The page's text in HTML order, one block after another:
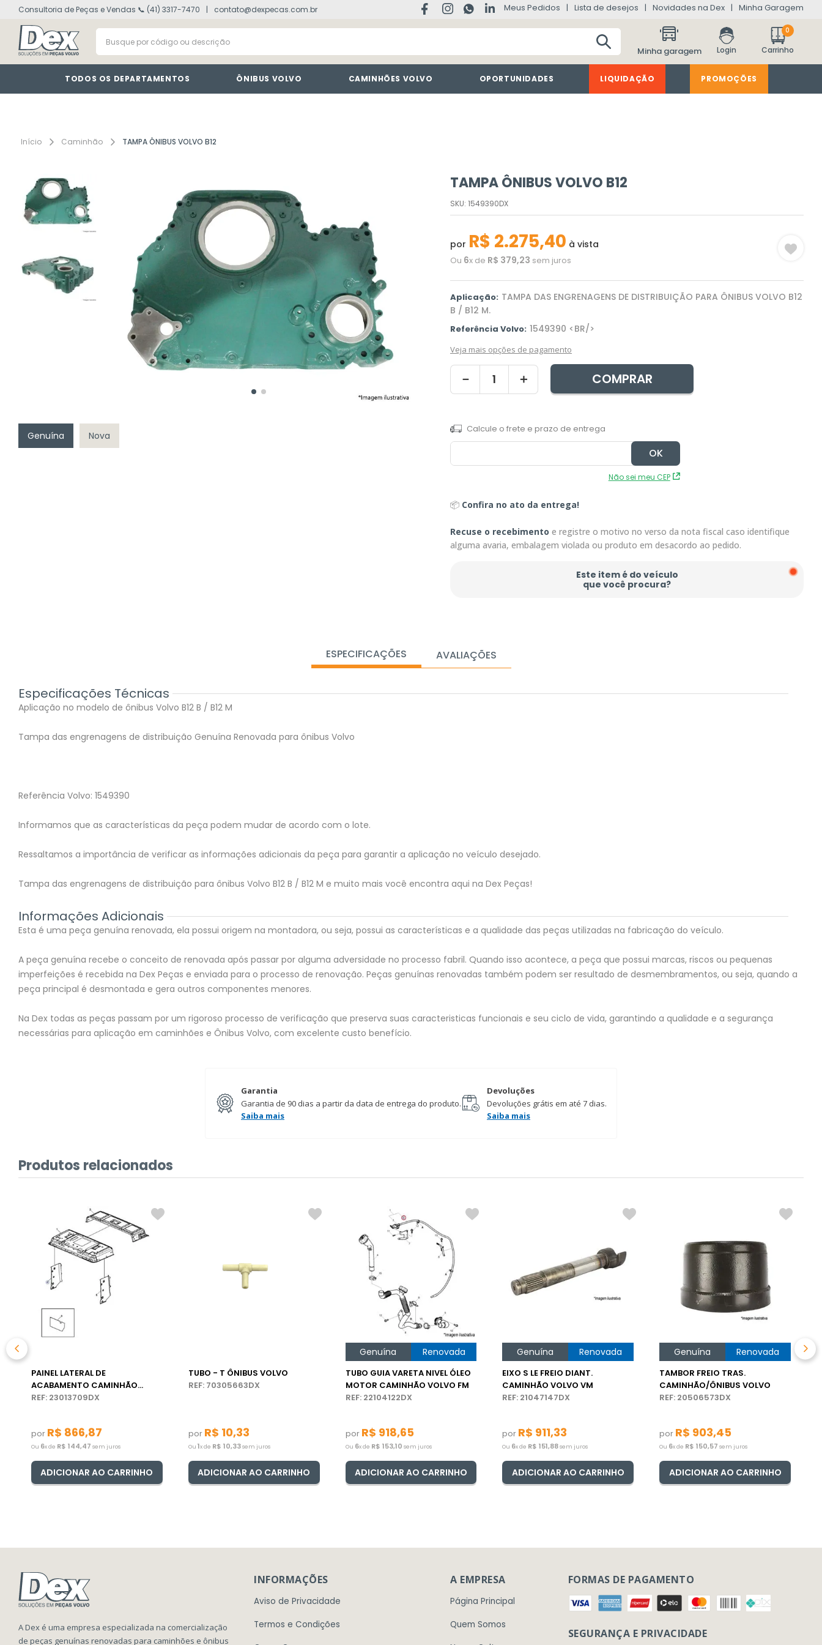
Consultoria de Peças e Vendas 📞 (41) 3317-7470 contato@dexpecas.com.br Meus Pedidos Lista de desejos Novidades na Dex Minha Garagem
Busque por código ou descrição
Minha garagem
0
TODOS OS DEPARTAMENTOS ÔNIBUS VOLVO CAMINHÕES VOLVO OPORTUNIDADES LIQUIDAÇÃO PROMOÇÕES
Caminhão TAMPA ÔNIBUS VOLVO B12
Genuína Nova
TAMPA ÔNIBUS VOLVO B12
SKU: 1549390DX
por R$ 2.275,40 à vista
Ou 6x de R$ 379,23 sem juros
Aplicação: TAMPA DAS ENGRENAGENS DE DISTRIBUIÇÃO PARA ÔNIBUS VOLVO B12
B / B12 M.
Referência Volvo: 1549390 <BR/>
Veja mais opções de pagamento
＋
－ COMPRAR
Não sei meu CEP
📦 Confira no ato da entrega!
Recuse o recebimento e registre o motivo no verso da nota fiscal caso identifique
alguma avaria, embalagem violada ou produto em desacordo ao pedido.
Este item é do veículo
que você procura?
ESPECIFICAÇÕES AVALIAÇÕES
Especificações Técnicas
Aplicação no modelo de ônibus Volvo B12 B / B12 M
Tampa das engrenagens de distribuição Genuína Renovada para ônibus Volvo
Referência Volvo: 1549390
Informamos que as características da peça podem mudar de acordo com o lote.
Ressaltamos a importância de verificar as informações adicionais da peça para garantir a aplicação no veículo desejado.
Tampa das engrenagens de distribuição para ônibus Volvo B12 B / B12 M e muito mais você encontra aqui na Dex Peças!
Informações Adicionais
Esta é uma peça genuína renovada, ela possui origem na montadora, ou seja, possui as características e a qualidade das peças utilizadas na fabricação do veículo.
A peça genuína recebe o conceito de renovada após passar por alguma adversidade no processo fabril. Quando isso acontece, a peça que possui marcas, riscos ou pequenas
imperfeições é recebida na Dex Peças e enviada para o processo de renovação. Peças genuínas renovadas também podem ser resultado de desmembramentos, ou seja, quando a
peça principal é desmontada e gera outros componentes menores.
Na Dex todas as peças passam por um rigoroso processo de verificação que preserva suas caracteristicas funcionais e seu ciclo de vida, garantindo a qualidade e a segurança
necessárias para aplicação em caminhões e Ônibus Volvo, com excelente custo benefício.
Garantia
Garantia de 90 dias a partir da data de entrega do produto.
Saiba mais
Devoluções
Devoluções grátis em até 7 dias.
Saiba mais
Produtos relacionados
PAINEL LATERAL DE
ACABAMENTO CAMINHÃO
VOLVO
REF: 23013709DX
por R$ 866,87
Ou 6x de R$ 144,47 sem juros
ADICIONAR AO CARRINHO
TUBO - T ÔNIBUS VOLVO
REF: 70305663DX
por R$ 10,33
Ou 1x de R$ 10,33sem juros
ADICIONAR AO CARRINHO
Genuína Renovada
TUBO GUIA VARETA NIVEL ÓLEO
MOTOR CAMINHÃO VOLVO FM
REF: 22104122DX
por R$ 918,65
Ou 6x de R$ 153,10 sem juros
ADICIONAR AO CARRINHO
Genuína Renovada
EIXO S LE FREIO DIANT.
CAMINHÃO VOLVO VM
REF: 21047147DX
por R$ 911,33
Ou 6x de R$ 151,88sem juros
ADICIONAR AO CARRINHO
Genuína Renovada
TAMBOR FREIO TRAS.
CAMINHÃO/ÔNIBUS VOLVO
REF: 20506573DX
por R$ 903,45
Ou 6x de R$ 150,57 sem juros
ADICIONAR AO CARRINHO
A Dex é uma empresa especializada na comercialização
de peças genuínas renovadas para caminhões e ônibus
INFORMAÇÕES
Aviso de Privacidade
Termos e Condições
A EMPRESA
Página Principal
Quem Somos
FORMAS DE PAGAMENTO
SEGURANÇA E PRIVACIDADE
1º volvo fh
3º painel
4º farol
5º lanterna
7 interruptor